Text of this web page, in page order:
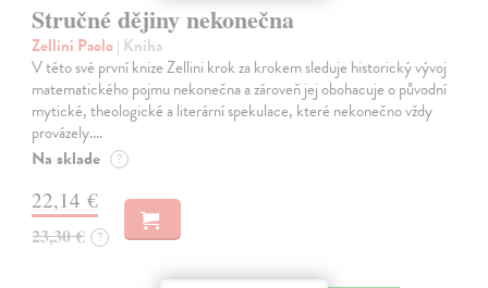
Stručné dějiny nekonečna
Zellini Paolo| Kniha
V této své první knize Zellini krok za krokem sleduje historický vývoj
matematického pojmu nekonečna a zároveň jej obohacuje o původní
mytické, theologické a literární spekulace, které nekonečno vždy
provázely.…
Na sklade ?
22,14 €
23,30 € ?